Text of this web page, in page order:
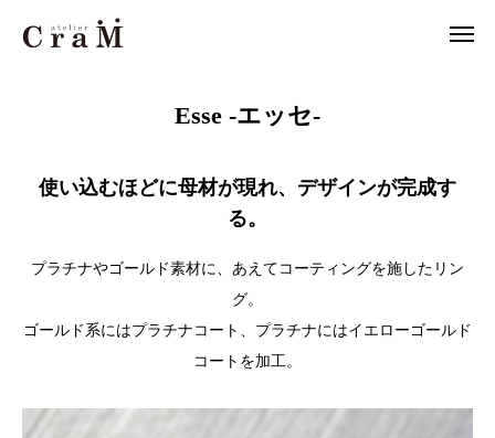
Artisan Works Limited
Esse -エッセ-
使い込むほどに母材が現れ、デザインが完成す
る。
プラチナやゴールド素材に、あえてコーティングを施したリン
グ。
ゴールド系にはプラチナコート、プラチナにはイエローゴールド
コートを加工。
LINE  作例集
結婚指輪
ジュエリー